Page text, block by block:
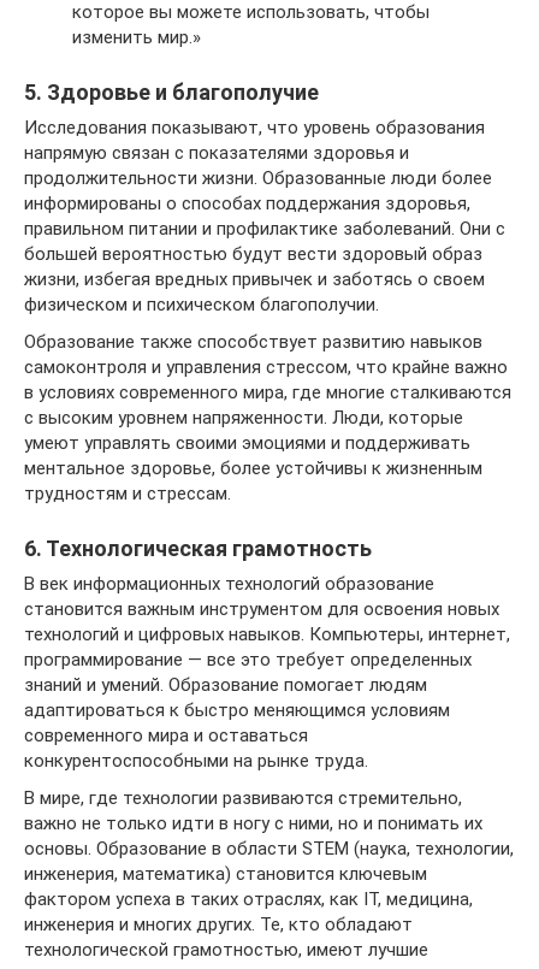
которое вы можете использовать, чтобы
изменить мир.»
5. Здоровье и благополучие
Исследования показывают, что уровень образования
напрямую связан с показателями здоровья и
продолжительности жизни. Образованные люди более
информированы о способах поддержания здоровья,
правильном питании и профилактике заболеваний. Они с
большей вероятностью будут вести здоровый образ
жизни, избегая вредных привычек и заботясь о своем
физическом и психическом благополучии.
Образование также способствует развитию навыков
самоконтроля и управления стрессом, что крайне важно
в условиях современного мира, где многие сталкиваются
с высоким уровнем напряженности. Люди, которые
умеют управлять своими эмоциями и поддерживать
ментальное здоровье, более устойчивы к жизненным
трудностям и стрессам.
6. Технологическая грамотность
В век информационных технологий образование
становится важным инструментом для освоения новых
технологий и цифровых навыков. Компьютеры, интернет,
программирование — все это требует определенных
знаний и умений. Образование помогает людям
адаптироваться к быстро меняющимся условиям
современного мира и оставаться
конкурентоспособными на рынке труда.
В мире, где технологии развиваются стремительно,
важно не только идти в ногу с ними, но и понимать их
основы. Образование в области STEM (наука, технологии,
инженерия, математика) становится ключевым
фактором успеха в таких отраслях, как IT, медицина,
инженерия и многих других. Те, кто обладают
технологической грамотностью, имеют лучшие